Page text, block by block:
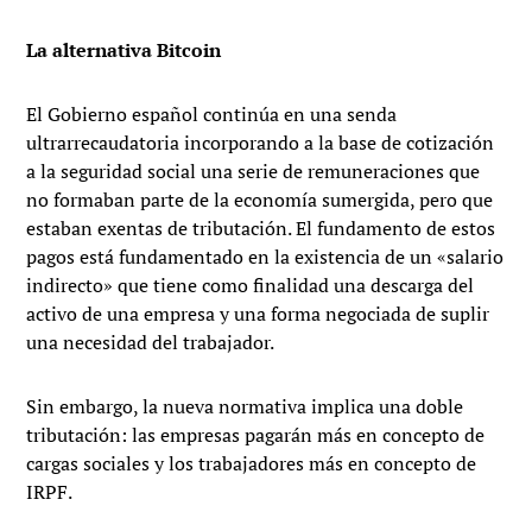
La alternativa Bitcoin
El Gobierno español continúa en una senda
ultrarrecaudatoria incorporando a la base de cotización
a la seguridad social una serie de remuneraciones que
no formaban parte de la economía sumergida, pero que
estaban exentas de tributación. El fundamento de estos
pagos está fundamentado en la existencia de un «salario
indirecto» que tiene como finalidad una descarga del
activo de una empresa y una forma negociada de suplir
una necesidad del trabajador.
Sin embargo, la nueva normativa implica una doble
tributación: las empresas pagarán más en concepto de
cargas sociales y los trabajadores más en concepto de
IRPF.